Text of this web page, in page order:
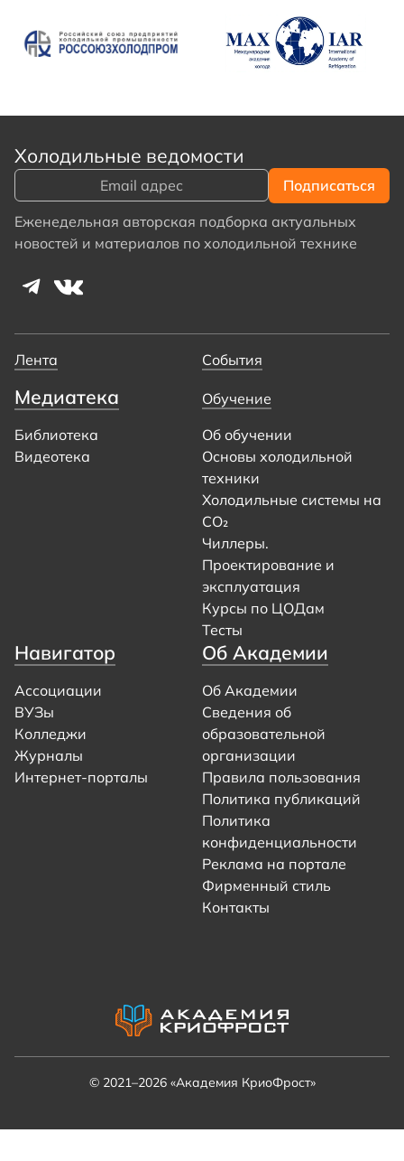
Холодильные ведомости
Еженедельная авторская подборка актуальных
новостей и материалов по холодильной технике
Лента События
Медиатека
Библиотека
Видеотека
Обучение
Об обучении
Основы холодильной
техники
Холодильные системы на
CO₂
Чиллеры.
Проектирование и
эксплуатация
Курсы по ЦОДам
Тесты
Навигатор
Ассоциации
ВУЗы
Колледжи
Журналы
Интернет-порталы
Об Академии
Об Академии
Сведения об
образовательной
организации
Правила пользования
Политика публикаций
Политика
конфиденциальности
Реклама на портале
Фирменный стиль
Контакты
© 2021–2026 «Академия КриоФрост»